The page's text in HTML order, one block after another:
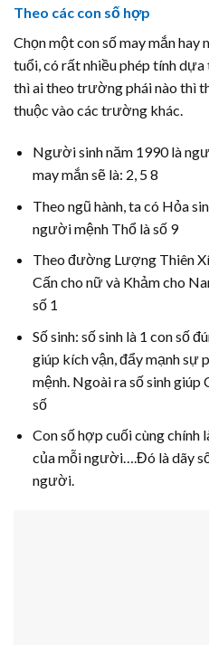
Theo các con số hợp
Chọn một con số may mắn
tuổi, có rất nhiều phép tính
thì ai theo trường phái nào thì
thuộc vào các trường khác.
Người sinh năm 1990 là
may mắn sẽ là: 2, 5 8
Theo ngũ hành, ta có Hỏa
người mệnh Thổ là số 9
Theo đường Lượng Thiên
Cấn cho nữ và Khảm cho
số 1
Số sinh: số sinh là 1 con số
giúp kích vận, đẩy mạnh sự
mệnh. Ngoài ra số sinh
số
Con số hợp cuối cùng chính
của mỗi người….Đó là dãy
người.